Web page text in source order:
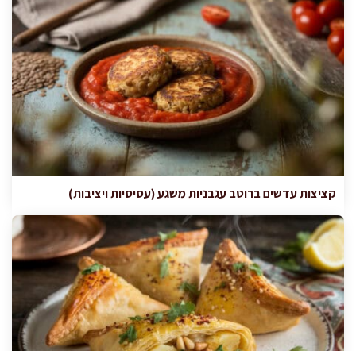
קציצות עדשים ברוטב עגבניות משגע (עסיסיות ויציבות)